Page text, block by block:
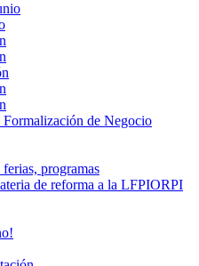
de Negocio
programas
de reforma a la LFPIORPI